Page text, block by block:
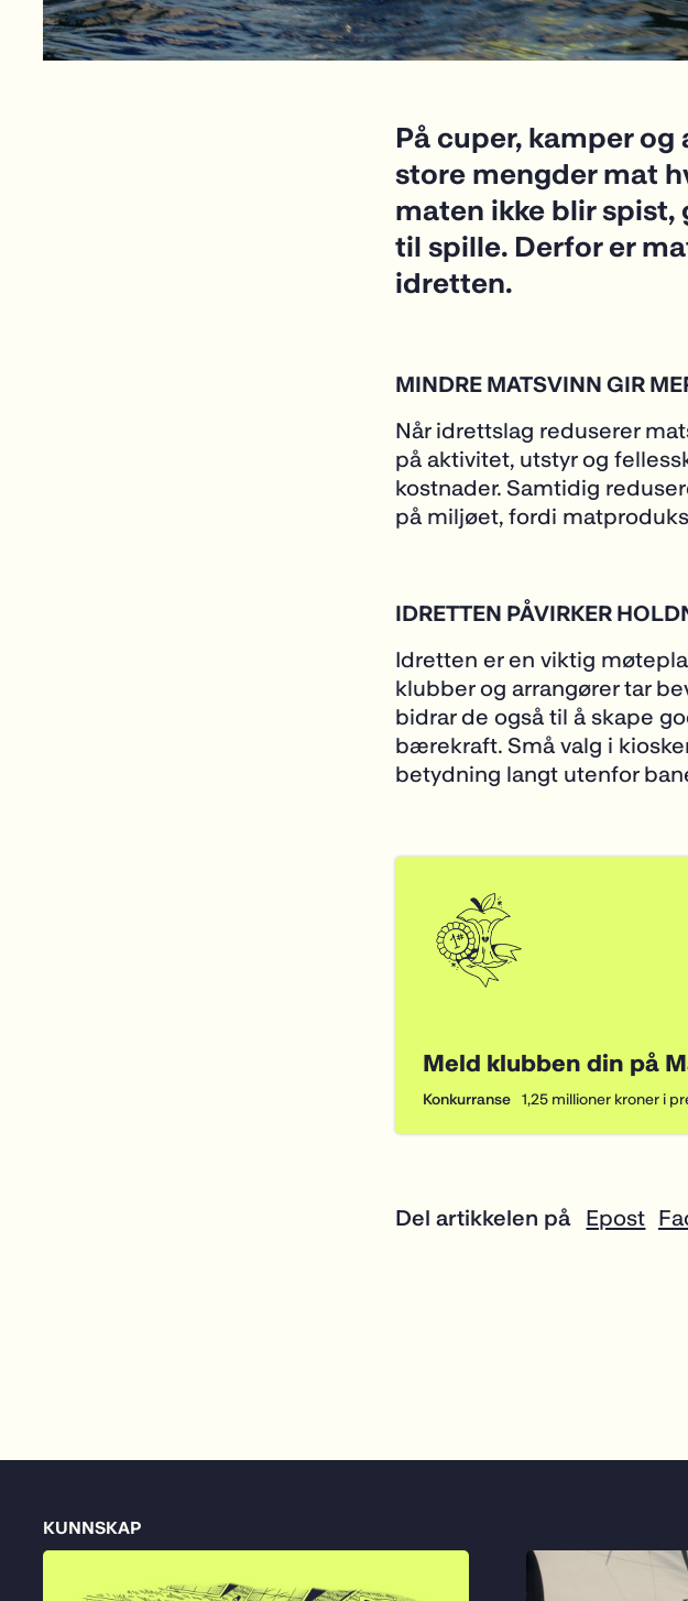
På cuper, kamper
store mengder mat
maten ikke blir spist,
til spille. Derfor er
idretten.
MINDRE MATSVINN GIR
Når idrettslag reduserer
på aktivitet, utstyr og
kostnader. Samtidig
på miljøet, fordi
IDRETTEN PÅVIRKER
Idretten er en viktig
klubber og arrangører tar
bidrar de også til å skape
bærekraft. Små valg i
betydning langt utenfor
Del artikkelen på Epost
KUNNSKAP